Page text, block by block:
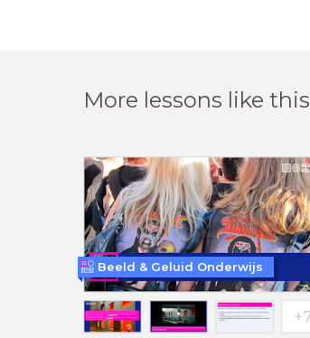
More lessons like this
Beeld & Geluid Onderwijs